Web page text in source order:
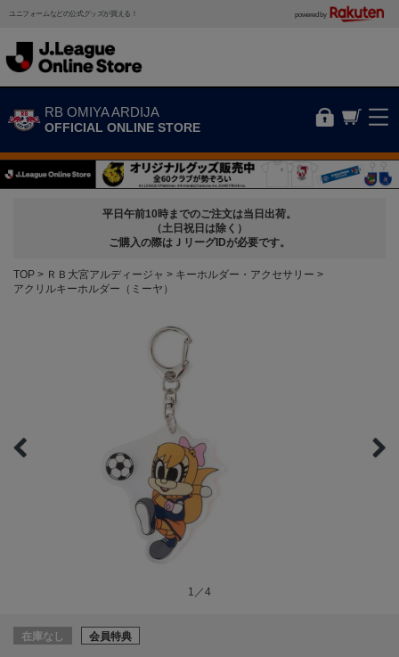
ユニフォームなどの公式グッズが買える！ powered by
RB OMIYA ARDIJA
OFFICIAL ONLINE STORE
平日午前10時までのご注文は当日出荷。
（土日祝日は除く）
ご購入の際はＪリーグIDが必要です。
TOP ＲＢ大宮アルディージャ
キーホルダー・アクセサリー
アクリルキーホルダー（ミーヤ）
1／4
在庫なし 会員特典